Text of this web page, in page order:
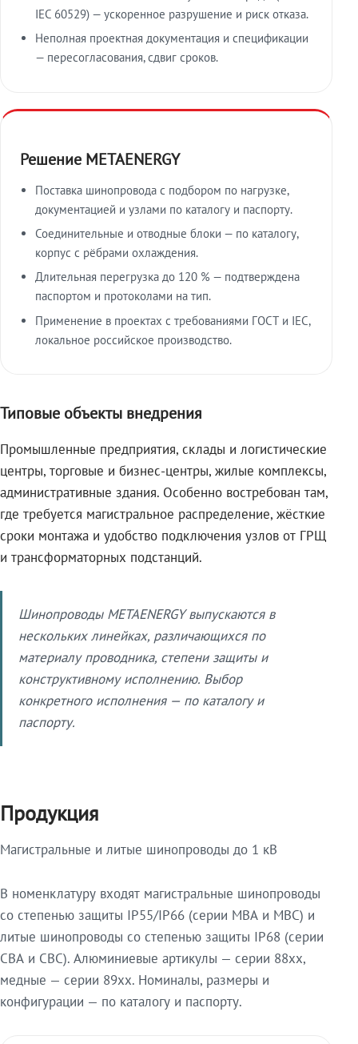
IEC 60529) — ускоренное разрушение и риск отказа.
Неполная проектная документация и спецификации
— пересогласования, сдвиг сроков.
Решение METAENERGY
Поставка шинопровода с подбором по нагрузке,
документацией и узлами по каталогу и паспорту.
Соединительные и отводные блоки — по каталогу,
корпус с рёбрами охлаждения.
Длительная перегрузка до 120 % — подтверждена
паспортом и протоколами на тип.
Применение в проектах с требованиями ГОСТ и IEC,
локальное российское производство.
Типовые объекты внедрения
Промышленные предприятия, склады и логистические
центры, торговые и бизнес-центры, жилые комплексы,
административные здания. Особенно востребован там,
где требуется магистральное распределение, жёсткие
сроки монтажа и удобство подключения узлов от ГРЩ
и трансформаторных подстанций.
Шинопроводы METAENERGY выпускаются в
нескольких линейках, различающихся по
материалу проводника, степени защиты и
конструктивному исполнению. Выбор
конкретного исполнения — по каталогу и
паспорту.
Продукция
Магистральные и литые шинопроводы до 1 кВ
В номенклатуру входят магистральные шинопроводы
со степенью защиты IP55/IP66 (серии МВА и МВС) и
литые шинопроводы со степенью защиты IP68 (серии
СВА и СВС). Алюминиевые артикулы — серии 88xx,
медные — серии 89xx. Номиналы, размеры и
конфигурации — по каталогу и паспорту.